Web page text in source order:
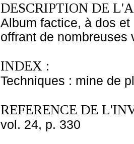
DESCRIPTION DE
Album factice, à dos
offrant de nombreuses
INDEX :
Techniques : mine de
REFERENCE DE
vol. 24, p. 330